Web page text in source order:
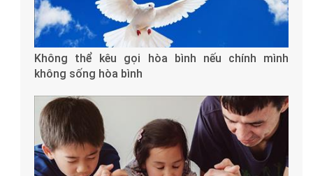
Không thể kêu gọi hòa bình nếu chính mình
không sống hòa bình